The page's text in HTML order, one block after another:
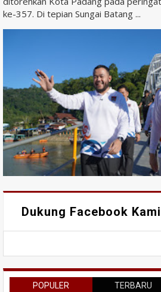
ke-357. Di tepian Sungai Batang ...
Dukung Facebook Kami
POPULER TERBARU